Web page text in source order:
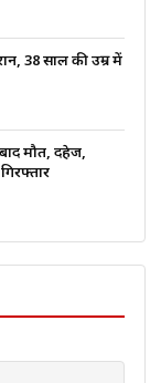
38 साल की उम्र में
मौत, दहेज,